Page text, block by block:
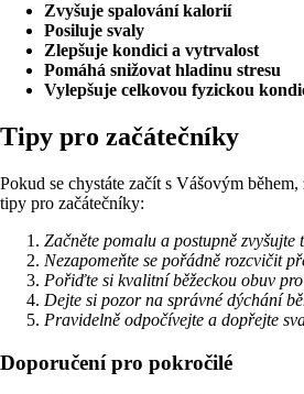
Zvyšuje spalování kalorií
Posiluje svaly
Zlepšuje kondici a vytrvalost
Pomáhá snižovat hladinu stresu
Vylepšuje celkovou fyzickou
Tipy pro začátečníky
Pokud se chystáte začít s Vášovým
tipy pro začátečníky:
Začněte pomalu a postupně zvyšujte
Nezapomeňte se pořádně rozcvičit
Pořiďte si kvalitní běžeckou obuv
Dejte si pozor na správné dýchání
Pravidelně odpočívejte a dopřejte
Doporučení pro pokročilé